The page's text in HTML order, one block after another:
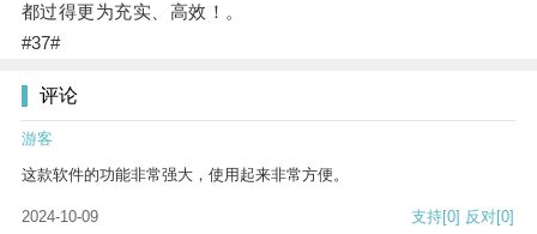
都过得更为充实、高效！。
#37#
评论
游客
这款软件的功能非常强大，使用起来非常方便。
2024-10-09 支持[0] 反对[0]